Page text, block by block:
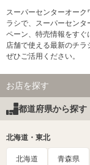
スーパーセンターオー
ラシで、スーパーセン
ペーン、特売情報をす
店舗で使える最新のチ
ぜひご活用ください。
お店を探す
都道府県から探す
北海道・東北
北海道 青森県